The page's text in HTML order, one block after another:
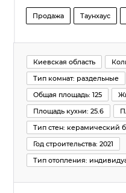
Продажа Таунхаус
Киевская область
Тип комнат: раздельные
Общая площадь: 125
Площадь кухни: 25.6
Тип стен: керамический
Год строительства: 2021
Тип отопления: